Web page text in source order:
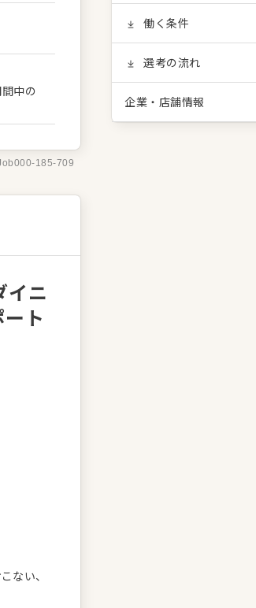
わら
中の
185-709
イニ
ト
ない、
働く条件
選考の流れ
企業・店舗情報